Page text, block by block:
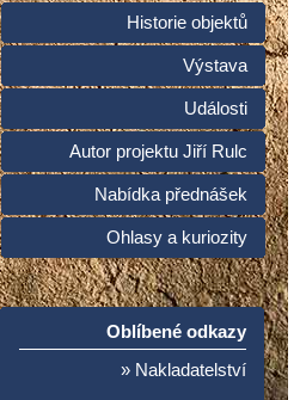
Historie objektů
Výstava
Události
Autor projektu Jiří Rulc
Nabídka přednášek
Ohlasy a kuriozity
Oblíbené odkazy
» Nakladatelství